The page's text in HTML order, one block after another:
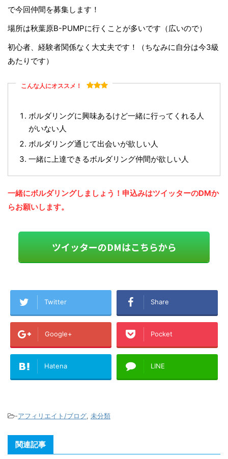
で今回仲間を募集します！
場所は秋葉原B-PUMPに行くことが多いです（広いので）
初心者、経験者関係なく大丈夫です！（ちなみに自分は今3級
あたりです）
こんな人にオススメ！
ボルダリングに興味あるけど一緒に行ってくれる人
がいない人
ボルダリング通じて出会いが欲しい人
一緒に上達できるボルダリング仲間が欲しい人
一緒にボルダリングしましょう！申込みはツイッターのDMか
らお願いします。
ツイッターのDMはこちらから
Twitter Share
Google+ Pocket
Hatena LINE
-アフィリエイト/ブログ, 未分類
関連記事